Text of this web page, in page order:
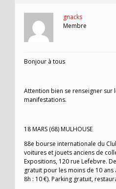
gnacks
Membre
Bonjour à tous
Attention bien se renseigner sur
manifestations.
18 MARS (68) MULHOUSE
88e bourse internationale du
voitures et jouets anciens de
Expositions, 120 rue Lefebvre.
gratuit pour les moins de 10
8h : 10 €). Parking gratuit,